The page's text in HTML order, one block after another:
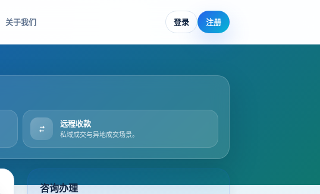
关于我们 登录 注册
远程收款
私域成交与异地成交场景。
咨询办理